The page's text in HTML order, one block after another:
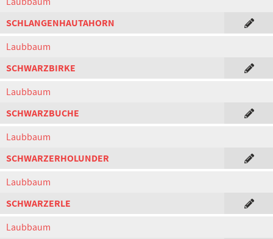
SCHLANGENHAUTAHORN
Laubbaum
SCHWARZBIRKE
Laubbaum
SCHWARZBUCHE
Laubbaum
SCHWARZERHOLUNDER
Laubbaum
SCHWARZERLE
Laubbaum